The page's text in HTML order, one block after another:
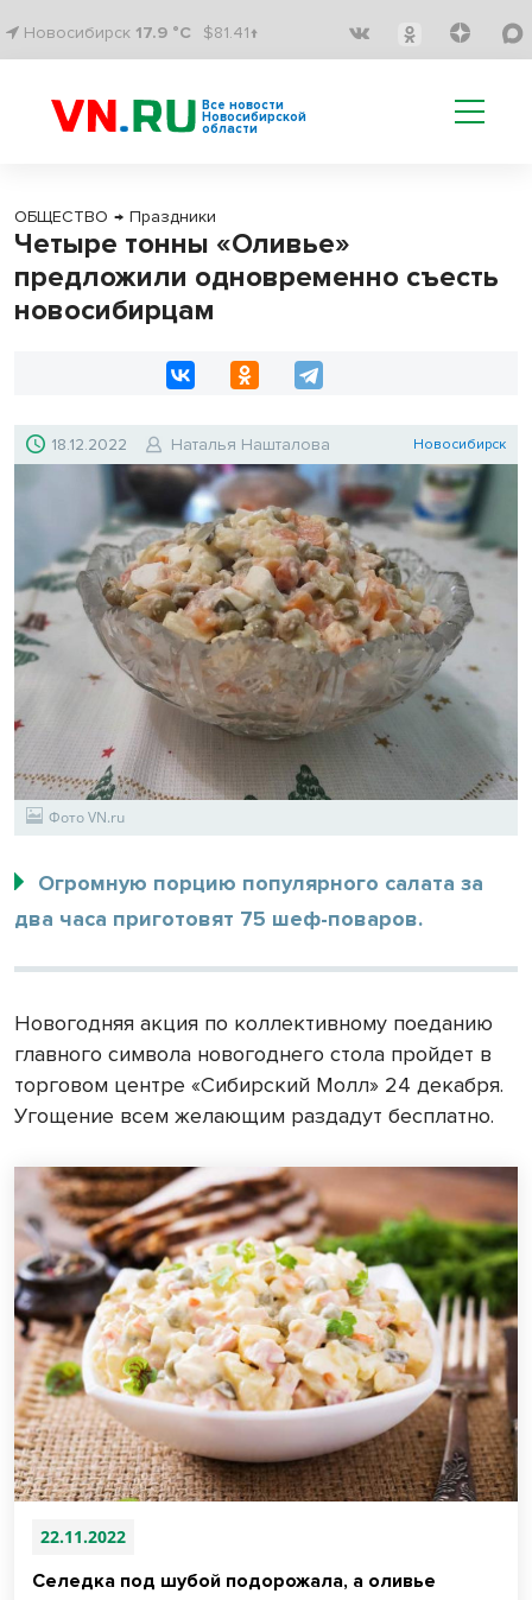
Новосибирск 17.9 °C $81.41↑
Все новости
Новосибирской
области
ОБЩЕСТВО → Праздники
Четыре тонны «Оливье»
предложили одновременно съесть
новосибирцам
18.12.2022 Наталья Нашталова Новосибирск
Фото VN.ru
Огромную порцию популярного салата за
два часа приготовят 75 шеф-поваров.
Новогодняя акция по коллективному поеданию
главного символа новогоднего стола пройдет в
торговом центре «Сибирский Молл» 24 декабря.
Угощение всем желающим раздадут бесплатно.
22.11.2022
Селедка под шубой подорожала, а оливье